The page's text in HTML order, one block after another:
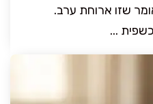
שזו ארוחת ערב.
...